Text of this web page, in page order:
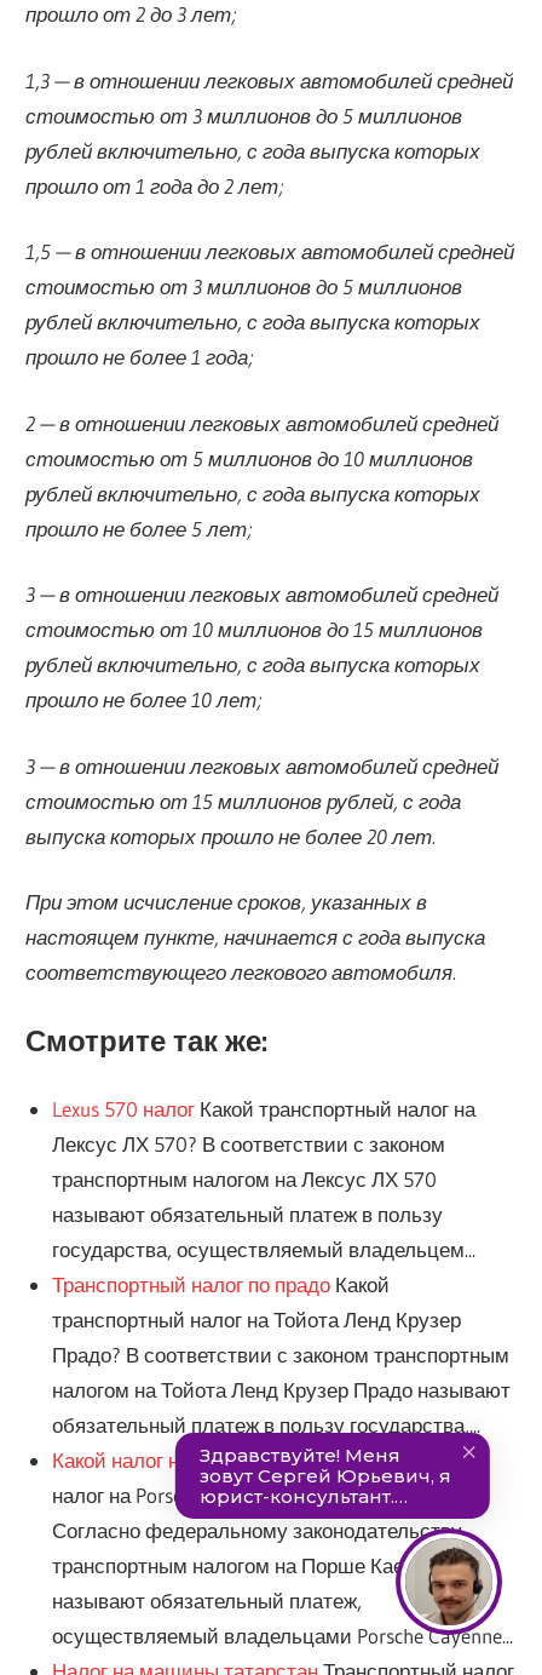
прошло от 2 до 3 лет;
1,3 — в отношении легковых автомобилей средней
стоимостью от 3 миллионов до 5 миллионов
рублей включительно, с года выпуска которых
прошло от 1 года до 2 лет;
1,5 — в отношении легковых автомобилей средней
стоимостью от 3 миллионов до 5 миллионов
рублей включительно, с года выпуска которых
прошло не более 1 года;
2 — в отношении легковых автомобилей средней
стоимостью от 5 миллионов до 10 миллионов
рублей включительно, с года выпуска которых
прошло не более 5 лет;
3 — в отношении легковых автомобилей средней
стоимостью от 10 миллионов до 15 миллионов
рублей включительно, с года выпуска которых
прошло не более 10 лет;
3 — в отношении легковых автомобилей средней
стоимостью от 15 миллионов рублей, с года
выпуска которых прошло не более 20 лет.
При этом исчисление сроков, указанных в
настоящем пункте, начинается с года выпуска
соответствующего легкового автомобиля.
Смотрите так же:
Lexus 570 налогКакой транспортный налог на
Лексус ЛХ 570? В соответствии с законом
транспортным налогом на Лексус ЛХ 570
называют обязательный платеж в пользу
государства, осуществляемый владельцем...
Транспортный налог по прадоКакой
транспортный налог на Тойота Ленд Крузер
Прадо? В соответствии с законом транспортным
налогом на Тойота Ленд Крузер Прадо называют
обязательный платеж в пользу государства,...
Какой налог на порш каенКакой транспортный
налог на Porsche Cayenne в регионах России?
Согласно федеральному законодательству
транспортным налогом на Порше Каен (ТН)
называют обязательный платеж,
осуществляемый владельцами Porsche Cayenne...